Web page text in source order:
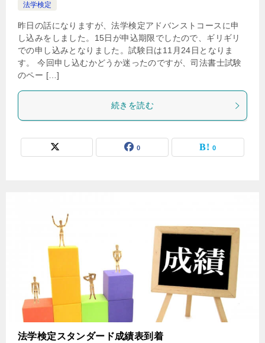
法学検定
昨日の話になりますが、法学検定アドバンストコースに申
し込みをしました。15日が申込期限でしたので、ギリギリ
での申し込みとなりました。試験日は11月24日となりま
す。 今回申し込むかどうか迷ったのですが、司法書士試験
のペー […]
続きを読む
0 0
法学検定スタンダード成績表到着